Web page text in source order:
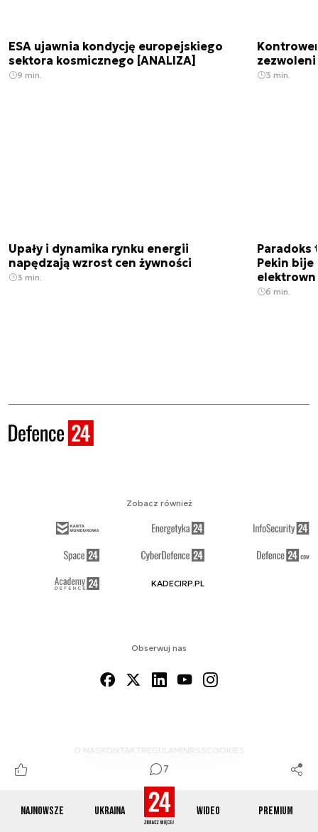
Najnowsze Ukraina Wideo Premium
7
ESA ujawnia kondycję europejskiego
sektora kosmicznego [ANALIZA]
9 min. 3 min.
Upały i dynamika rynku energii
napędzają wzrost cen żywności
3 min.
Paradoks
Pekin bije
6 min.
Obserwuj nas
O NAS KONTAKTREGULAMINRSS COOKIES
Zobacz również
KADECIRP.PL
© 2012-2026 DEFENCE24